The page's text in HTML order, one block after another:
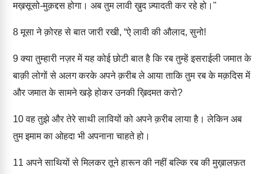
मख़सूसो-मुक़द्दस होगा। अब तुम लावी ख़ुद ज़्यादती कर रहे हो।"
8मूसा ने क़ोरह से बात जारी रखी, “ऐ लावी की औलाद, सुनो!
9क्या तुम्हारी नज़र में यह कोई छोटी बात है कि रब तुम्हें इसराईली जमात के
बाक़ी लोगों से अलग करके अपने क़रीब ले आया ताकि तुम रब के मक़दिस में
और जमात के सामने खड़े होकर उनकी ख़िदमत करो?
10वह तुझे और तेरे साथी लावियों को अपने क़रीब लाया है। लेकिन अब
तुम इमाम का ओहदा भी अपनाना चाहते हो।
11 अपने साथियों से मिलकर तूने हारून की नहीं बल्कि रब की मुख़ालफ़त